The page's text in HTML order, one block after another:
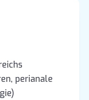
perianale